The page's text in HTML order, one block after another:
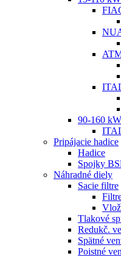
90-160 kW
Pripájacie hadice
Hadice
Spojky
Náhradné diely
Sacie filtre
Tlakové
Redukč.
Spätné
Poistné